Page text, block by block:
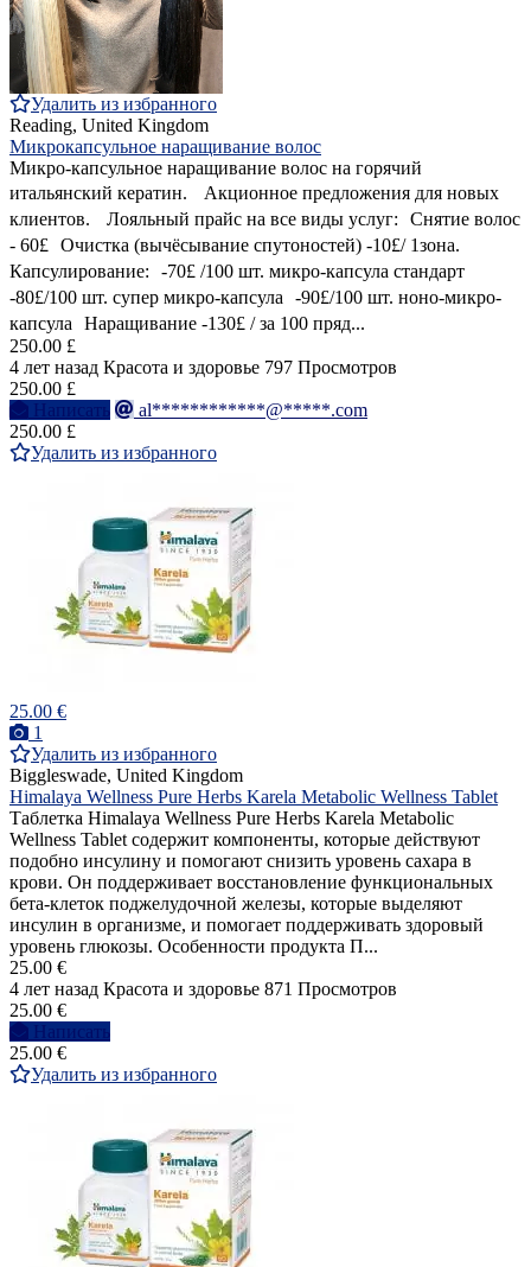
Удалить из избранного
Reading, United Kingdom
Микрокапсульное наращивание волос
Микро-капсульное наращивание волос на горячий
итальянский кератин. Акционное предложения для новых
клиентов. Лояльный прайс на все виды услуг: Снятие волос
- 60£ Очистка (вычёсывание спутоностей) -10£/ 1зона.
Капсулирование: -70£ /100 шт. микро-капсула стандарт
-80£/100 шт. супер микро-капсула -90£/100 шт. ноно-микро-
капсула Наращивание -130£ / за 100 пряд...
250.00 £
4 лет назад Красота и здоровье 797 Просмотров
250.00 £
Написать
al************@*****.com
250.00 £
Удалить из избранного
25.00 €
1
Удалить из избранного
Biggleswade, United Kingdom
Himalaya Wellness Pure Herbs Karela Metabolic Wellness Tablet
Таблетка Himalaya Wellness Pure Herbs Karela Metabolic
Wellness Tablet содержит компоненты, которые действуют
подобно инсулину и помогают снизить уровень сахара в
крови. Он поддерживает восстановление функциональных
бета-клеток поджелудочной железы, которые выделяют
инсулин в организме, и помогает поддерживать здоровый
уровень глюкозы. Особенности продукта П...
25.00 €
4 лет назад Красота и здоровье 871 Просмотров
25.00 €
Написать
25.00 €
Удалить из избранного